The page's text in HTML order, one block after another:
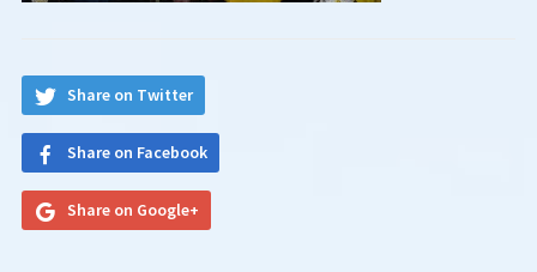
Share on Twitter
Share on Facebook
Share on Google+